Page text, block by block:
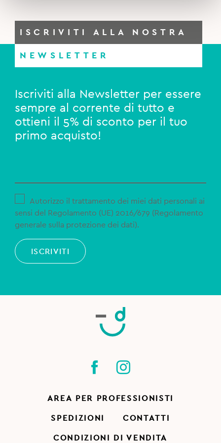
ISCRIVITI ALLA NOSTRA
NEWSLETTER
Iscriviti alla Newsletter per essere
sempre al corrente di tutto e
ottieni il 5% di sconto per il tuo
primo acquisto!
Autorizzo il trattamento dei miei dati personali ai
sensi del Regolamento (UE) 2016/679 (Regolamento
generale sulla protezione dei dati).
ISCRIVITI
AREA PER PROFESSIONISTI
SPEDIZIONI CONTATTI
CONDIZIONI DI VENDITA